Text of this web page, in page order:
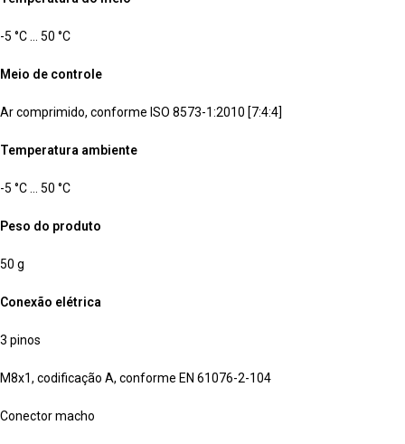
-5 °C … 50 °C
Meio de controle
Ar comprimido, conforme ISO 8573-1:2010 [7:4:4]
Temperatura ambiente
-5 °C … 50 °C
Peso do produto
50 g
Conexão elétrica
3 pinos
M8x1, codificação A, conforme EN 61076-2-104
Conector macho